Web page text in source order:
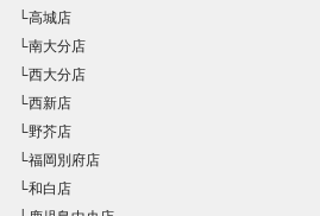
└高城店
└南大分店
└西大分店
└西新店
└野芥店
└福岡別府店
└和白店